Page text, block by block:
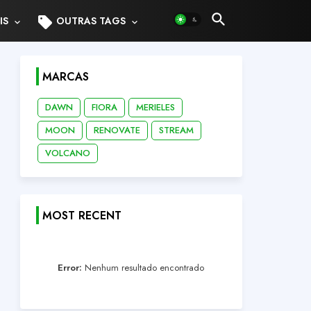
sell OUTRAS TAGS
MARCAS
DAWN FIORA
MERIELES
MOON
RENOVATE
STREAM
VOLCANO
MOST RECENT
Error: Nenhum resultado encontrado